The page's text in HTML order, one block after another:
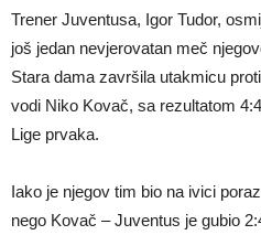
Mudrik se vratio na teren
pozajmicu?
Real Madrid je doneo odluku:
Trener Juventusa, Igor Tudor,
još jedan nevjerovatan meč
Stara dama završila utakmicu
vodi Niko Kovač, sa rezultatom
Lige prvaka.
Iako je njegov tim bio na ivici
nego Kovač – Juventus je gubio